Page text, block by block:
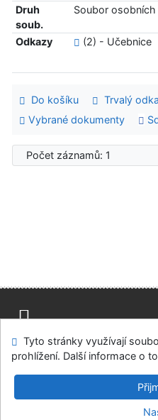
Druh
soub.
Soubor
Odkazy (2) - Učebnice
Do košíku Trvalý
Vybrané dokumenty
Počet záznamů: 1
Mapa stránek Přístupnost
Modul OpenSearch
Univerzitní knihovna -
v.4.8.63a
Tyto stránky využívají
prohlížení. Další informace o